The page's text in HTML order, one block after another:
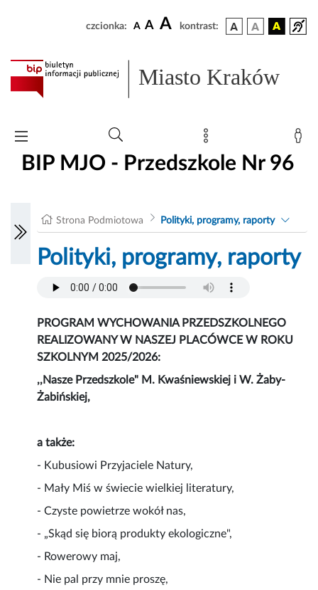
czcionka: A A A kontrast:
Miasto Kraków
BIP MJO - Przedszkole Nr 96
Strona Podmiotowa Polityki, programy, raporty
Polityki, programy, raporty
PROGRAM WYCHOWANIA PRZEDSZKOLNEGO
REALIZOWANY W NASZEJ PLACÓWCE W ROKU
SZKOLNYM 2025/2026:
,,Nasze Przedszkole" M. Kwaśniewskiej i W. Żaby-
Żabińskiej,
a także:
- Kubusiowi Przyjaciele Natury,
- Mały Miś w świecie wielkiej literatury,
- Czyste powietrze wokół nas,
- „Skąd się biorą produkty ekologiczne",
- Rowerowy maj,
- Nie pal przy mnie proszę,